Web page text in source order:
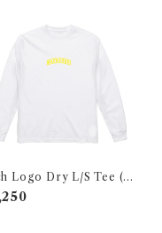
Dry L/S Tee (W